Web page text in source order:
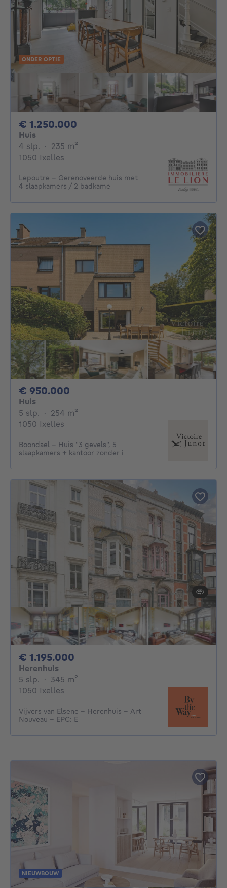
ONDER OPTIE
€ 1.250.000
Huis
4 slp. 4 slaapkamers
· 235 m²
1050 Ixelles
Lepoutre – Gerenoveerde huis met
4 slaapkamers / 2 badkame
€ 950.000
Huis
5 slp. 5 slaapkamers
· 254 m²
1050 Ixelles
Boondael - Huis "3 gevels", 5
slaapkamers + kantoor zonder i
€ 1.195.000
Herenhuis
5 slp. 5 slaapkamers
· 345 m²
1050 Ixelles
Vijvers van Elsene - Herenhuis - Art
Nouveau - EPC: E
NIEUWBOUW